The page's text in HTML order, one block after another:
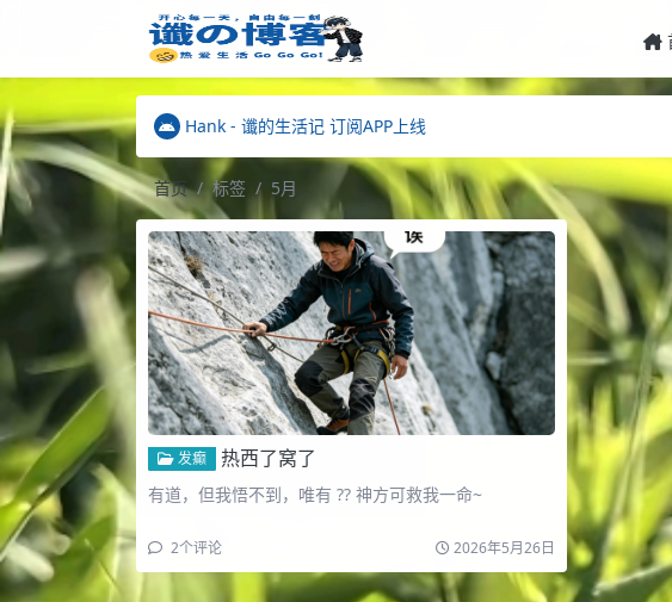
站点已更名为"谶的生活记"
Hank - 谶的生活记 订阅APP上线
"链接通讯"插件 已发布
站点已更名为"谶的生活记"
Hank - 谶的生活记 订阅APP上线
首页 标签 5月
发癫 热西了窝了
有道，但我悟不到，唯有 ?? 神方可救我一命~
2个评论 2026年5月26日